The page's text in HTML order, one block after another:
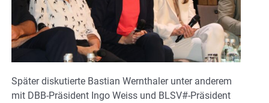
Später diskutierte Bastian Wernthaler unter anderem
mit DBB-Präsident Ingo Weiss und BLSV#-Präsident